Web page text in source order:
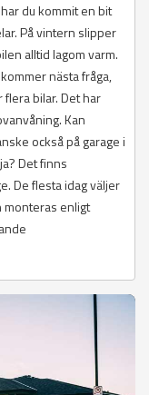
du kommit en bit
På vintern slipper
alltid lagom varm.
nästa fråga,
bilar. Det har
Kan
också på garage i
Det finns
De flesta idag väljer
monteras enligt